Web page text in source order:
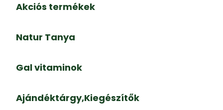
Akciós termékek
Natur Tanya
Gal vitaminok
Ajándéktárgy,Kiegészítők